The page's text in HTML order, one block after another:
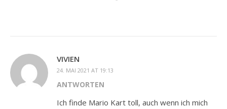
VIVIEN
24. MAI 2021 AT 19:13
ANTWORTEN
Ich finde Mario Kart toll, auch wenn ich mich